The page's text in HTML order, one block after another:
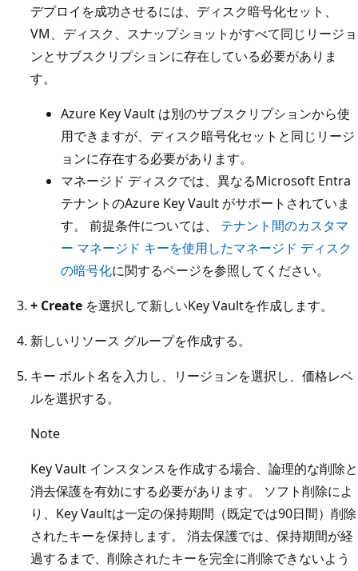
デプロイを成功させるには、ディスク暗号化セット、
VM、ディスク、スナップショットがすべて同じリージョ
ンとサブスクリプションに存在している必要がありま
す。
Azure Key Vault は別のサブスクリプションから使
用できますが、ディスク暗号化セットと同じリージ
ョンに存在する必要があります。
マネージド ディスクでは、異なるMicrosoft Entra
テナントのAzure Key Vault がサポートされていま
す。 前提条件については、 テナント間のカスタマ
ー マネージド キーを使用したマネージド ディスク
の暗号化に関するページを参照してください。
+ Create を選択して新しいKey Vaultを作成します。
新しいリソース グループを作成する。
キー ボルト名を入力し、リージョンを選択し、価格レベ
ルを選択する。
Note
Key Vault インスタンスを作成する場合、論理的な削除と
消去保護を有効にする必要があります。 ソフト削除によ
り、Key Vaultは一定の保持期間（既定では90日間）削除
されたキーを保持します。 消去保護では、保持期間が経
過するまで、削除されたキーを完全に削除できないよう